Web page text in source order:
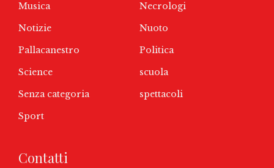
Musica
Necrologi
Notizie
Nuoto
Pallacanestro
Politica
Science
scuola
Senza categoria
spettacoli
Sport
Contatti